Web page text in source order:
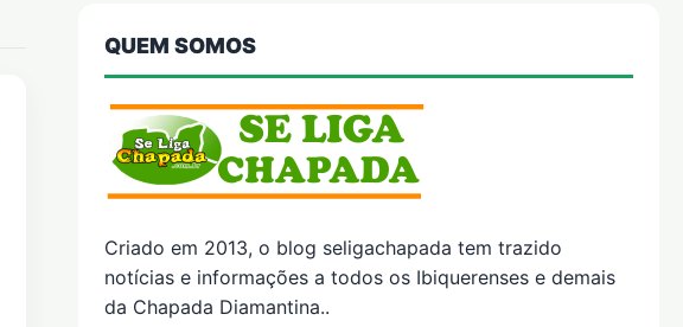
QUEM SOMOS
Criado em 2013, o blog seligachapada tem trazido
notícias e informações a todos os Ibiquerenses e demais
da Chapada Diamantina..